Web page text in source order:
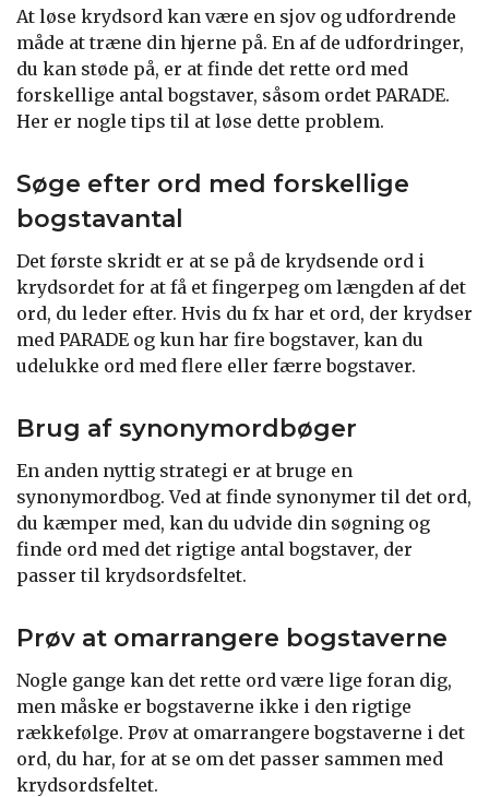
At løse krydsord kan være en sjov og udfordrende
måde at træne din hjerne på. En af de udfordringer,
du kan støde på, er at finde det rette ord med
forskellige antal bogstaver, såsom ordet PARADE.
Her er nogle tips til at løse dette problem.
Søge efter ord med forskellige
bogstavantal
Det første skridt er at se på de krydsende ord i
krydsordet for at få et fingerpeg om længden af det
ord, du leder efter. Hvis du fx har et ord, der krydser
med PARADE og kun har fire bogstaver, kan du
udelukke ord med flere eller færre bogstaver.
Brug af synonymordbøger
En anden nyttig strategi er at bruge en
synonymordbog. Ved at finde synonymer til det ord,
du kæmper med, kan du udvide din søgning og
finde ord med det rigtige antal bogstaver, der
passer til krydsordsfeltet.
Prøv at omarrangere bogstaverne
Nogle gange kan det rette ord være lige foran dig,
men måske er bogstaverne ikke i den rigtige
rækkefølge. Prøv at omarrangere bogstaverne i det
ord, du har, for at se om det passer sammen med
krydsordsfeltet.